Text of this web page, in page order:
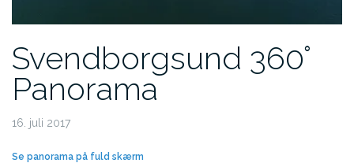
Svendborgsund 360°
Panorama
16. juli 2017
Se panorama på fuld skærm